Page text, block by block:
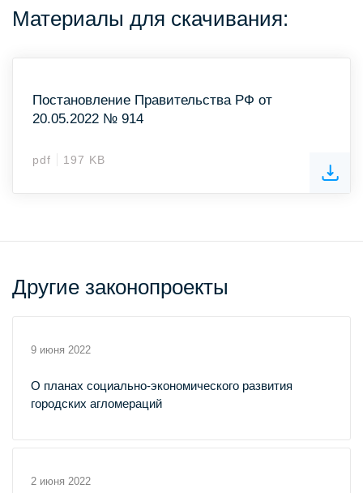
Материалы для скачивания:
Постановление Правительства РФ от
20.05.2022 № 914
pdf 197 KB
Другие законопроекты
9 июня 2022
О планах социально-экономического развития
городских агломераций
2 июня 2022